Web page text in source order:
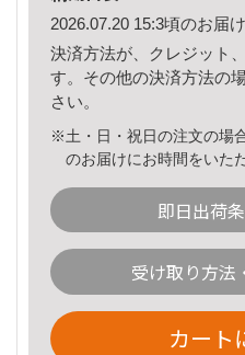
2026.07.20 15:3頃のお届
決済方法が、クレジット
す。その他の決済方法の
さい。
※土・日・祝日の注文の場
のお届けにお時間をいた
即日出荷
受け取り方法
カート